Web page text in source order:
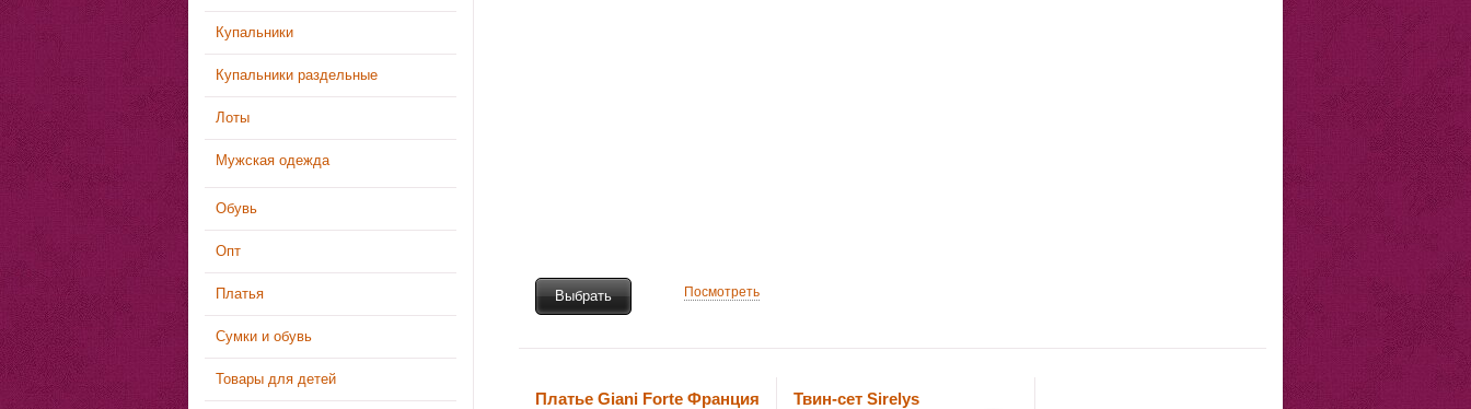
Купальники
Купальники раздельные
Лоты
Мужская одежда
Обувь
Опт
Платья
Сумки и обувь
Товары для детей
Выбрать Посмотреть
Платье Giani Forte Франция
Твин-сет Sirelys